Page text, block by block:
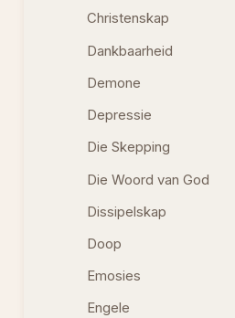
Christenskap
Dankbaarheid
Demone
Depressie
Die Skepping
Die Woord van God
Dissipelskap
Doop
Emosies
Engele